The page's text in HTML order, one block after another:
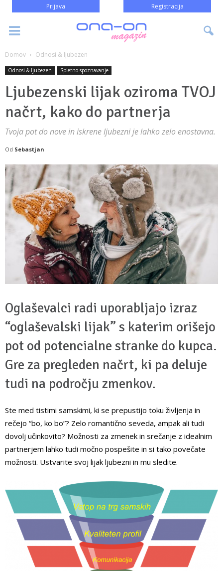
Prijava Registracija
Domov Odnosi & ljubezen
Odnosi & ljubezen Spletno spoznavanje
Ljubezenski lijak oziroma TVOJ
načrt, kako do partnerja
Tvoja pot do nove in iskrene ljubezni je lahko zelo enostavna.
Od Sebastjan
Oglaševalci radi uporabljajo izraz
“oglaševalski lijak” s katerim orišejo
pot od potencialne stranke do kupca.
Gre za pregleden načrt, ki pa deluje
tudi na področju zmenkov.
Ste med tistimi samskimi, ki se prepustijo toku življenja in
rečejo “bo, ko bo”? Zelo romantično seveda, ampak ali tudi
dovolj učinkovito? Možnosti za zmenek in srečanje z idealnim
partnerjem lahko tudi močno pospešite in si tako povečate
možnosti. Ustvarite svoj lijak ljubezni in mu sledite.